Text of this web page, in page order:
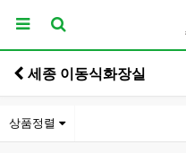
세종 이동식화장실
상품정렬